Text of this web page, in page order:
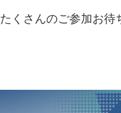
たくさんのご参加お待